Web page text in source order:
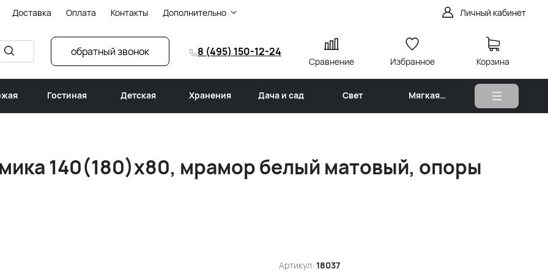
Доставка Оплата Контакты Дополнительно Личный кабинет
обратный звонок 8 (495) 150-12-24
Сравнение Избранное Корзина
Гостиная Детская Хранения Дача и сад Свет
Мягкая
140(180)х80, мрамор белый матовый, опоры
Артикул: 18037